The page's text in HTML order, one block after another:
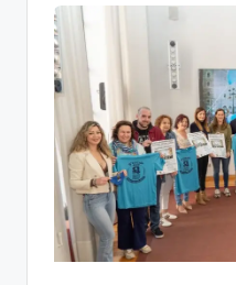
informa
Cartagena,
Cartagena,